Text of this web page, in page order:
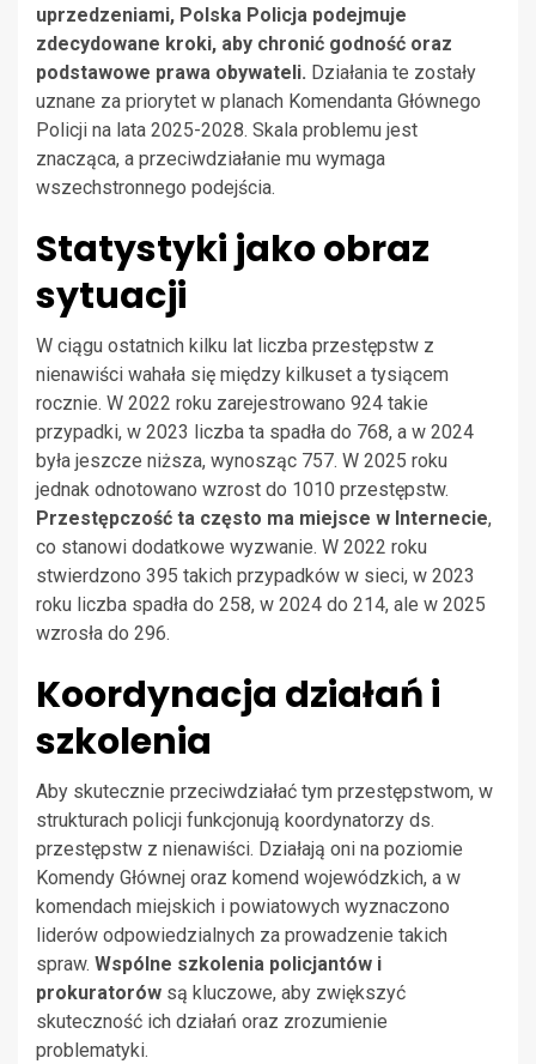
uprzedzeniami, Polska Policja podejmuje
zdecydowane kroki, aby chronić godność oraz
podstawowe prawa obywateli. Działania te zostały
uznane za priorytet w planach Komendanta Głównego
Policji na lata 2025-2028. Skala problemu jest
znacząca, a przeciwdziałanie mu wymaga
wszechstronnego podejścia.
Statystyki jako obraz
sytuacji
W ciągu ostatnich kilku lat liczba przestępstw z
nienawiści wahała się między kilkuset a tysiącem
rocznie. W 2022 roku zarejestrowano 924 takie
przypadki, w 2023 liczba ta spadła do 768, a w 2024
była jeszcze niższa, wynosząc 757. W 2025 roku
jednak odnotowano wzrost do 1010 przestępstw.
Przestępczość ta często ma miejsce w Internecie,
co stanowi dodatkowe wyzwanie. W 2022 roku
stwierdzono 395 takich przypadków w sieci, w 2023
roku liczba spadła do 258, w 2024 do 214, ale w 2025
wzrosła do 296.
Koordynacja działań i
szkolenia
Aby skutecznie przeciwdziałać tym przestępstwom, w
strukturach policji funkcjonują koordynatorzy ds.
przestępstw z nienawiści. Działają oni na poziomie
Komendy Głównej oraz komend wojewódzkich, a w
komendach miejskich i powiatowych wyznaczono
liderów odpowiedzialnych za prowadzenie takich
spraw. Wspólne szkolenia policjantów i
prokuratorów są kluczowe, aby zwiększyć
skuteczność ich działań oraz zrozumienie
problematyki.